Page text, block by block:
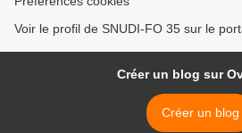
Voir le profil de SNUDI-FO 35 sur le
Créer un blog sur
Créer un blog